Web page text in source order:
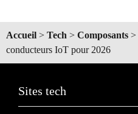
Accueil > Tech > Composants >
conducteurs IoT pour 2026
Sites tech